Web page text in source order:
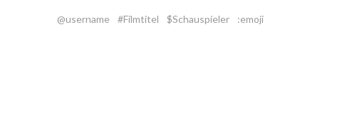
@username #Filmtitel $Schauspieler :emoji